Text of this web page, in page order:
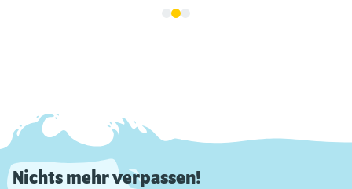
Nichts mehr verpassen!